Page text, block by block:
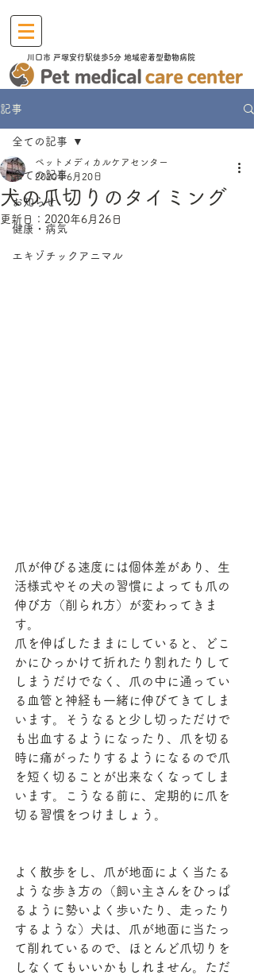
川口市​ 戸塚安行駅徒歩5分 地域密着型動物病院
記事
全ての記事
お知らせ
健康・病気
エキゾチックアニマル
全ての記事
犬の爪切りのタイミング
ペットメディカルケアセンター
2020年6月20日
更新日： 2020年6月26日
爪が伸びる速度には個体差があり、生
活様式やその犬の習慣によっても爪の
伸び方（削られ方）が変わってきま
す。
爪を伸ばしたままにしていると、どこ
かにひっかけて折れたり割れたりして
しまうだけでなく、爪の中に通ってい
る血管と神経も一緒に伸びてきてしま
います。そうなると少し切っただけで
も出血するようになったり、爪を切る
時に痛がったりするようになるので爪
を短く切ることが出来なくなってしま
います。こうなる前に、定期的に爪を
切る習慣をつけましょう。
よく散歩をし、爪が地面によく当たる
ような歩き方の（飼い主さんをひっぱ
るように勢いよく歩いたり、走ったり
するような）犬は、爪が地面に当たっ
て削れているので、ほとんど爪切りを
しなくてもいいかもしれません。ただ